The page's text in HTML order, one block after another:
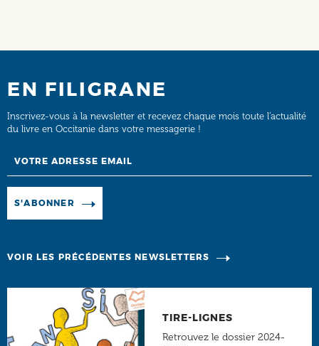
EN FILIGRANE
Inscrivez-vous à la newsletter et recevez chaque mois toute l’actualité
du livre en Occitanie dans votre messagerie !
S'ABONNER
VOIR LES PRÉCÉDENTES NEWSLETTERS
TIRE-LIGNES
Retrouvez le dossier 2024-